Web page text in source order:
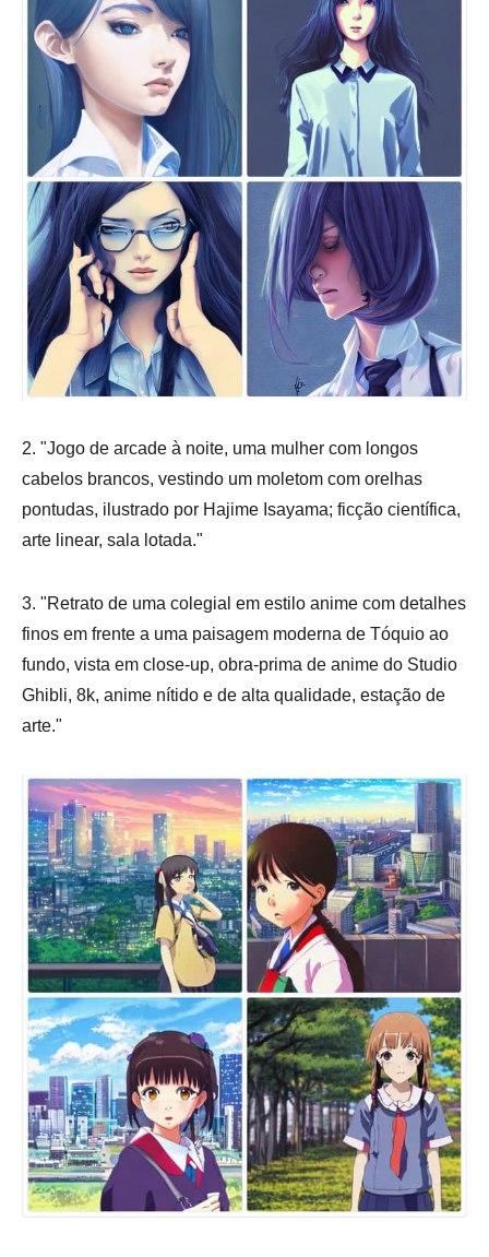
2. "Jogo de arcade à noite, uma mulher com longos
cabelos brancos, vestindo um moletom com orelhas
pontudas, ilustrado por Hajime Isayama; ficção científica,
arte linear, sala lotada."
3. "Retrato de uma colegial em estilo anime com detalhes
finos em frente a uma paisagem moderna de Tóquio ao
fundo, vista em close-up, obra-prima de anime do Studio
Ghibli, 8k, anime nítido e de alta qualidade, estação de
arte."